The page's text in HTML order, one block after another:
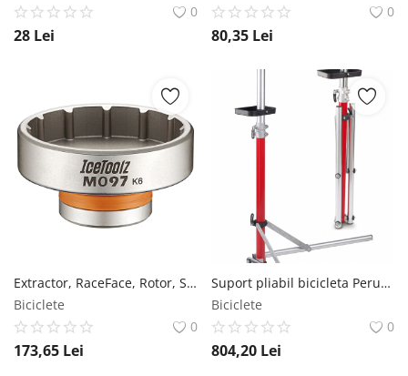
0
28 Lei
0
80,35 Lei
Extractor, RaceFace, Rotor, Sram DUB RMS
Biciclete
0
173,65 Lei
Suport pliabil bicicleta Peruzzo, rotire 360 RMS
Biciclete
0
804,20 Lei